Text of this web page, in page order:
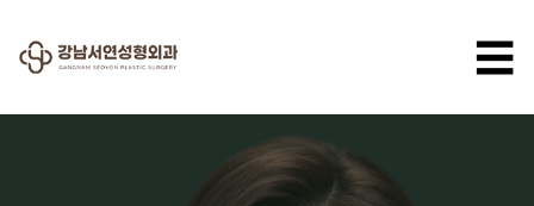
☰